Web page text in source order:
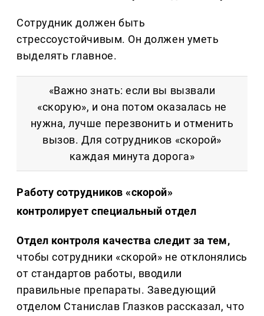
Сотрудник должен быть
стрессоустойчивым. Он должен уметь
выделять главное.
«Важно знать: если вы вызвали
«скорую», и она потом оказалась не
нужна, лучше перезвонить и отменить
вызов. Для сотрудников «скорой»
каждая минута дорога»
Работу сотрудников «скорой»
контролирует специальный отдел
Отдел контроля качества следит за тем,
чтобы сотрудники «скорой» не отклонялись
от стандартов работы, вводили
правильные препараты. Заведующий
отделом Станислав Глазков рассказал, что